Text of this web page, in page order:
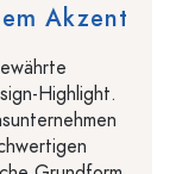
Akzent
Highlight.